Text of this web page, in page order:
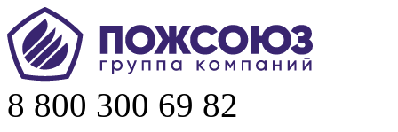
8 800 300 69 82